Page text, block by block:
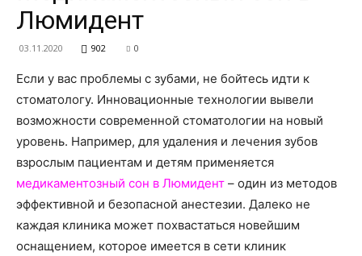
все
о
Люмидент
03.11.2020 902 0
Если у вас проблемы с зубами, не бойтесь идти к
стоматологу. Инновационные технологии вывели
возможности современной стоматологии на новый
уровень. Например, для удаления и лечения зубов
взрослым пациентам и детям применяется
медикаментозный сон в Люмидент – один из методов
эффективной и безопасной анестезии. Далеко не
каждая клиника может похвастаться новейшим
оснащением, которое имеется в сети клиник